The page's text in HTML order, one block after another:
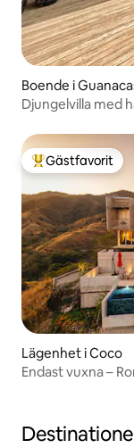
Boende i
Djungelvilla med
Populär
Gästfavorit
Lägenhet i Coco
Endast vuxna –